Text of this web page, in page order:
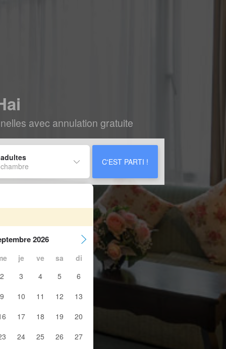
avec annulation gratuite
C'EST PARTI !
2026
je ve sa
di
2
3 4 5
6
9
10 11 12
13
17 18 19
20
24 25 26 27